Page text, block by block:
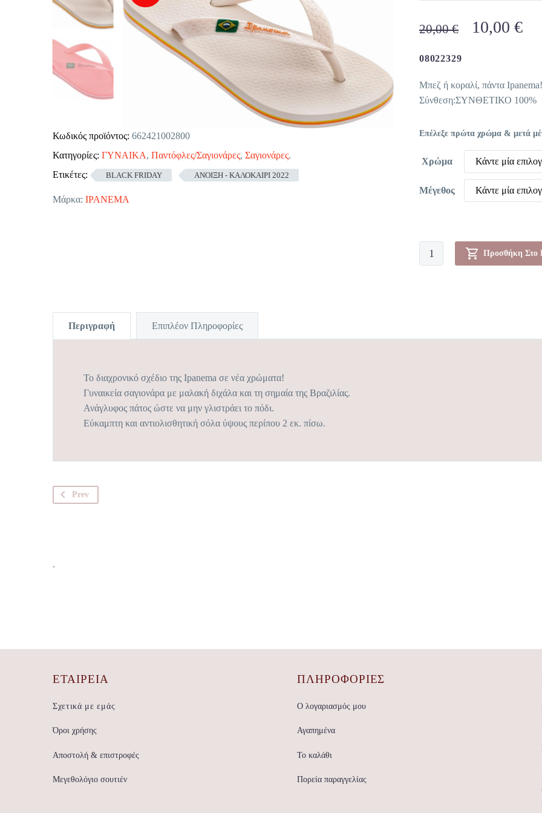
Κωδικός προϊόντος: 662421002800
Κατηγορίες: ΓΥΝΑΙΚΑ, Παντόφλες/Σαγιονάρες, Σαγιονάρες.
Ετικέτες:
BLACK FRIDAY ΑΝΟΙΞΗ - ΚΑΛΟΚΑΙΡΙ 2022
Μάρκα: IPANEMA
20,00€
Original
20,00 €.
10,00 €Η
08022329
Μπεζ ή κοραλί, πάντα Ipanema!
Σύνθεση:ΣΥΝΘΕΤΙΚΟ 100%
Επέλεξε πρώτα χρώμα & μετά
Χρώμα Κάντε μία
Μέγεθος Κάντε μία
Σαγιονάρες-08022329
ποσότητα
Προσθήκη Στο
Περιγραφή Επιπλέον Πληροφορίες
Το διαχρονικό σχέδιο της Ipanema σε νέα χρώματα!
Γυναικεία σαγιονάρα με μαλακή διχάλα και τη σημαία της Βραζιλίας.
Ανάγλυφος πάτος ώστε να μην γλιστράει το πόδι.
Εύκαμπτη και αντιολισθητική σόλα ύψους περίπου 2 εκ. πίσω.
Prev
.
ΕΤΑΙΡΕΊΑ
Σχετικά με εμάς
Όροι χρήσης
Αποστολή & επιστροφές
Μεγεθολόγιο σουτιέν
ΠΛΗΡΟΦΟΡΙΕΣ
Ο λογαριασμός μου
Αγαπημένα
Το καλάθι
Πορεία παραγγελίας